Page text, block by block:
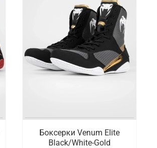
Боксерки Venum Elite
Black/White-Gold